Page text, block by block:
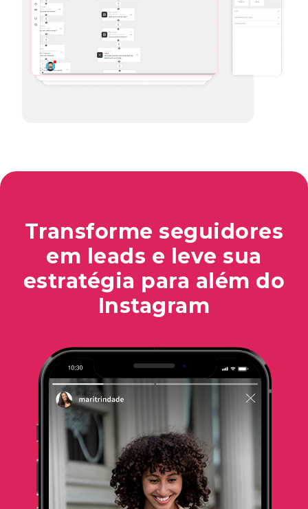
Transforme seguidores
em leads e leve sua
estratégia para além do
Instagram